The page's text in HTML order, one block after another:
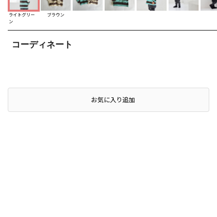
ライトグリー
ン
ブラウン
コーディネート
お気に入り追加